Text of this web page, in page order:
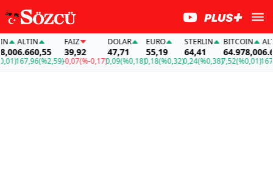
ALTIN
6.660,55
167,96(%2,59)
FAİZ
39,92
-0,07(%-0,17)
DOLAR
47,71
0,09(%0,18)
EURO
55,19
0,18(%0,32)
STERLIN
64,41
0,24(%0,38)
BITCOIN
64.978,00
7,52(%0,01)